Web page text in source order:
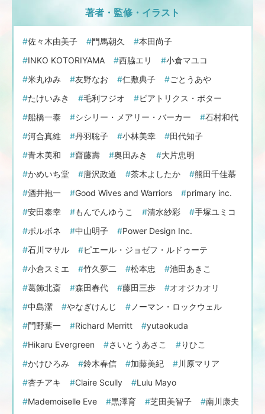
著者・監修・イラスト
佐々木由美子 門馬朝久
本田尚子
INKO KOTORIYAMA
西脇エリ
小倉マユコ
米丸ゆみ
友野なお 仁敷典子
ごとうあや
たけいみき
毛利フジオ
ビアトリクス・ポター
船橋一泰
シシリー・メアリー・バーカー
石村和代
河合真維
丹羽聡子 小林美幸
田代知子
青木美和
齋藤壽 奥田みき
大片忠明
かめいち堂
唐沢政道 茶木よしたか
熊田千佳慕
酒井抱一
Good Wives and Warriors
primary inc.
安田泰幸
もんでんゆうこ 清水紗彩
手塚ユミコ
ボルボネ
中山明子
Power Design Inc.
石川マサル
ピエール・ジョゼフ・ルドゥーテ
小倉スミエ
竹久夢二 松本忠
池田あきこ
葛飾北斎
森田春代 藤田三歩
オオジカオリ
中島潔
やなぎけんじ
ノーマン・ロックウェル
門野葉一
Richard Merritt
yutaokuda
Hikaru Evergreen
さいとうあさこ
りひこ
かけひろみ
鈴木春信 加藤美紀
川原マリア
杏チアキ
Claire Scully
Lulu Mayo
Mademoiselle Eve
黒澤育 芝田美智子
南川康夫